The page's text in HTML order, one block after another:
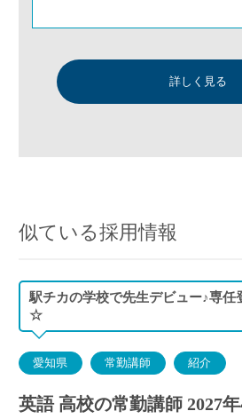
詳しく見る
似ている採用情報
駅チカの学校で先生デビュー♪専任
☆
愛知県 常勤講師 紹介
英語 高校の常勤講師 2027